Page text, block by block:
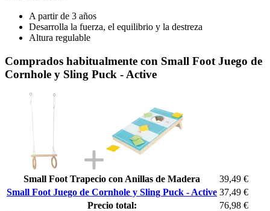
A partir de 3 años
Desarrolla la fuerza, el equilibrio y la destreza
Altura regulable
Comprados habitualmente con Small Foot Juego de
Cornhole y Sling Puck - Active
Small Foot Trapecio con Anillas de Madera
39,49 €
Small Foot Juego de Cornhole y Sling Puck - Active 37,49 €
Precio total:
76,98 €